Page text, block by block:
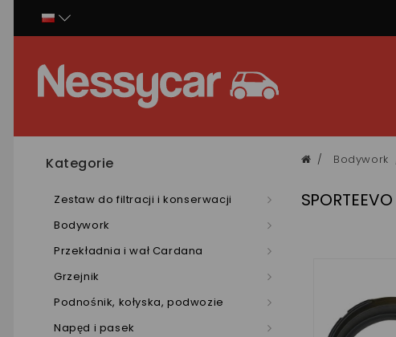
Kategorie
Zestaw do filtracji i konserwacji
Bodywork
Przekładnia i wał Cardana
Grzejnik
Podnośnik, kołyska, podwozie
Napęd i pasek
Bodywork
SPORTEEVO